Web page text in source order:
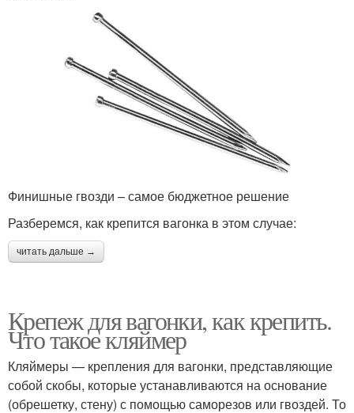
Финишные гвозди – самое бюджетное решение
Разберемся, как крепится вагонка в этом случае:
читать дальше →
Крепеж для вагонки, как крепить.
Что такое кляймер
Кляймеры — крепления для вагонки, представляющие
собой скобы, которые устанавливаются на основание
(обрешетку, стену) с помощью саморезов или гвоздей. То